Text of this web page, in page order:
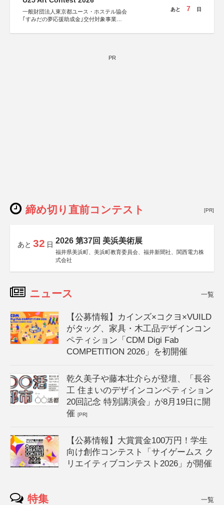
一般財団法人東京都ユース・ホステル協会
｢すみだの夢応援助成金｣交付対象事業
あと 7 日
PR
締め切り直前コンテスト [PR]
あと 32 日 2026 第37回 美浜美術展
福井県美浜町、美浜町教育委員会、福井新聞社、関西電力株
式会社
ニュース 一覧
【公募情報】カインズ×コクヨ×VUILD
がタッグ、家具・木工品デザインコン
ペティション「CDM Digi Fab
COMPETITION 2026」を初開催
乾久美子や藤本壮介らが登壇、「長谷
工 住まいのデザインコンペティション
20回記念 特別講演会」が8月19日に開
催[PR]
【公募情報】大賞賞金100万円！学生
向け創作コンテスト「サイゲームス ク
リエイティブコンテスト2026」が開催
特集 一覧